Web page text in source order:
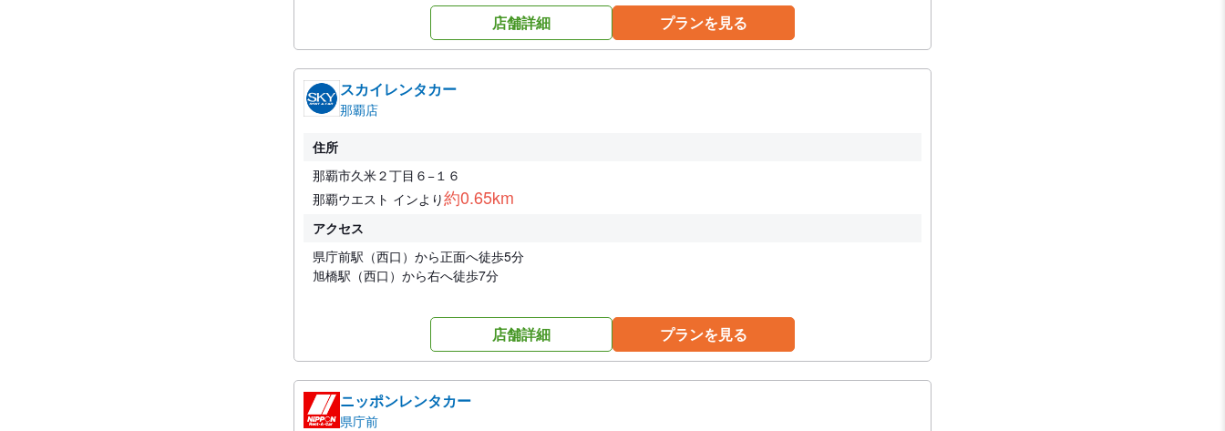
店舗詳細 プランを見る
スカイレンタカー
那覇店
住所
那覇市久米２丁目６−１６
那覇ウエスト インより約0.65km
アクセス
県庁前駅（西口）から正面へ徒歩5分
旭橋駅（西口）から右へ徒歩7分
店舗詳細 プランを見る
ニッポンレンタカー
県庁前